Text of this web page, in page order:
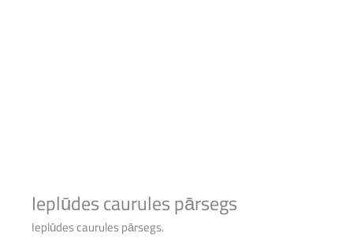
Ieplūdes caurules pārsegs
Ieplūdes caurules pārsegs.